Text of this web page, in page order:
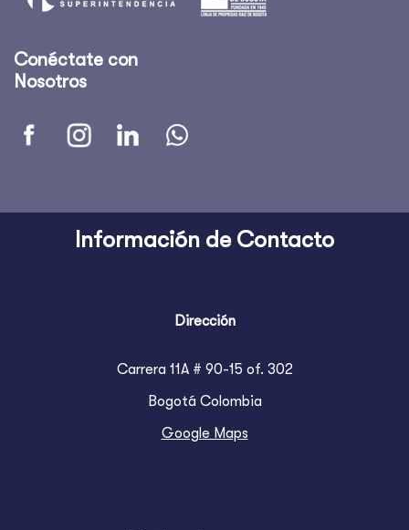
Conéctate con
Nosotros
Información de Contacto
Dirección
Carrera 11A # 90-15 of. 302
Bogotá Colombia
Google Maps